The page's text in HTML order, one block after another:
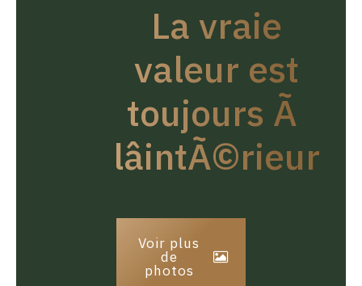
La vraie
valeur est
toujours Ã
lâintÃ©rieur
Voir plus
de
photos